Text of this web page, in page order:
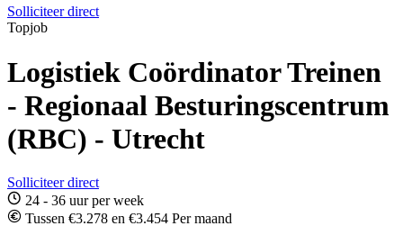
Solliciteer direct
Topjob
Logistiek Coördinator Treinen
- Regionaal Besturingscentrum
(RBC) - Utrecht
Solliciteer direct
24 - 36 uur per week
Tussen €3.278 en €3.454 Per maand